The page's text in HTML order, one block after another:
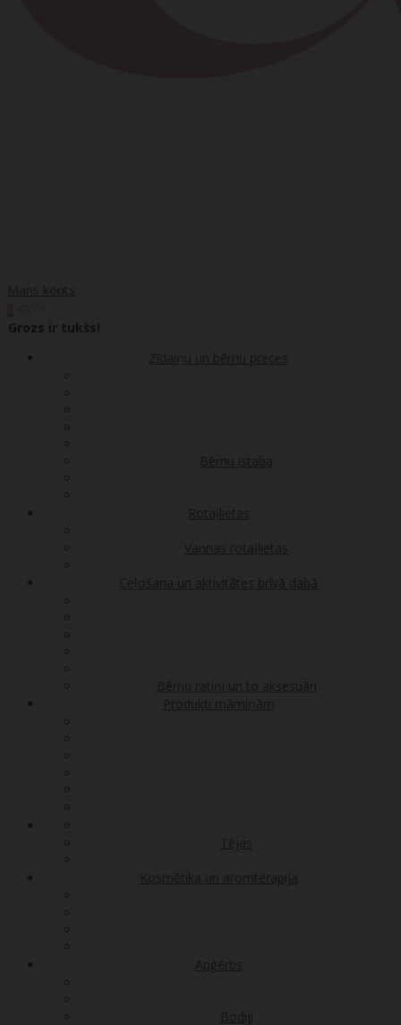
Mans konts
Grozs ir tukšs!
Zīdaiņu un bērnu preces
Bērnu istaba
Rotaļlietas
Vannas rotaļlietas
Ceļošana un aktivitātes brīvā dabā
Bērnu ratiņi un to aksesuāri
Produkti māmiņām
Tējas
Kosmētika un aromterapija
Apģērbs
Bodiji